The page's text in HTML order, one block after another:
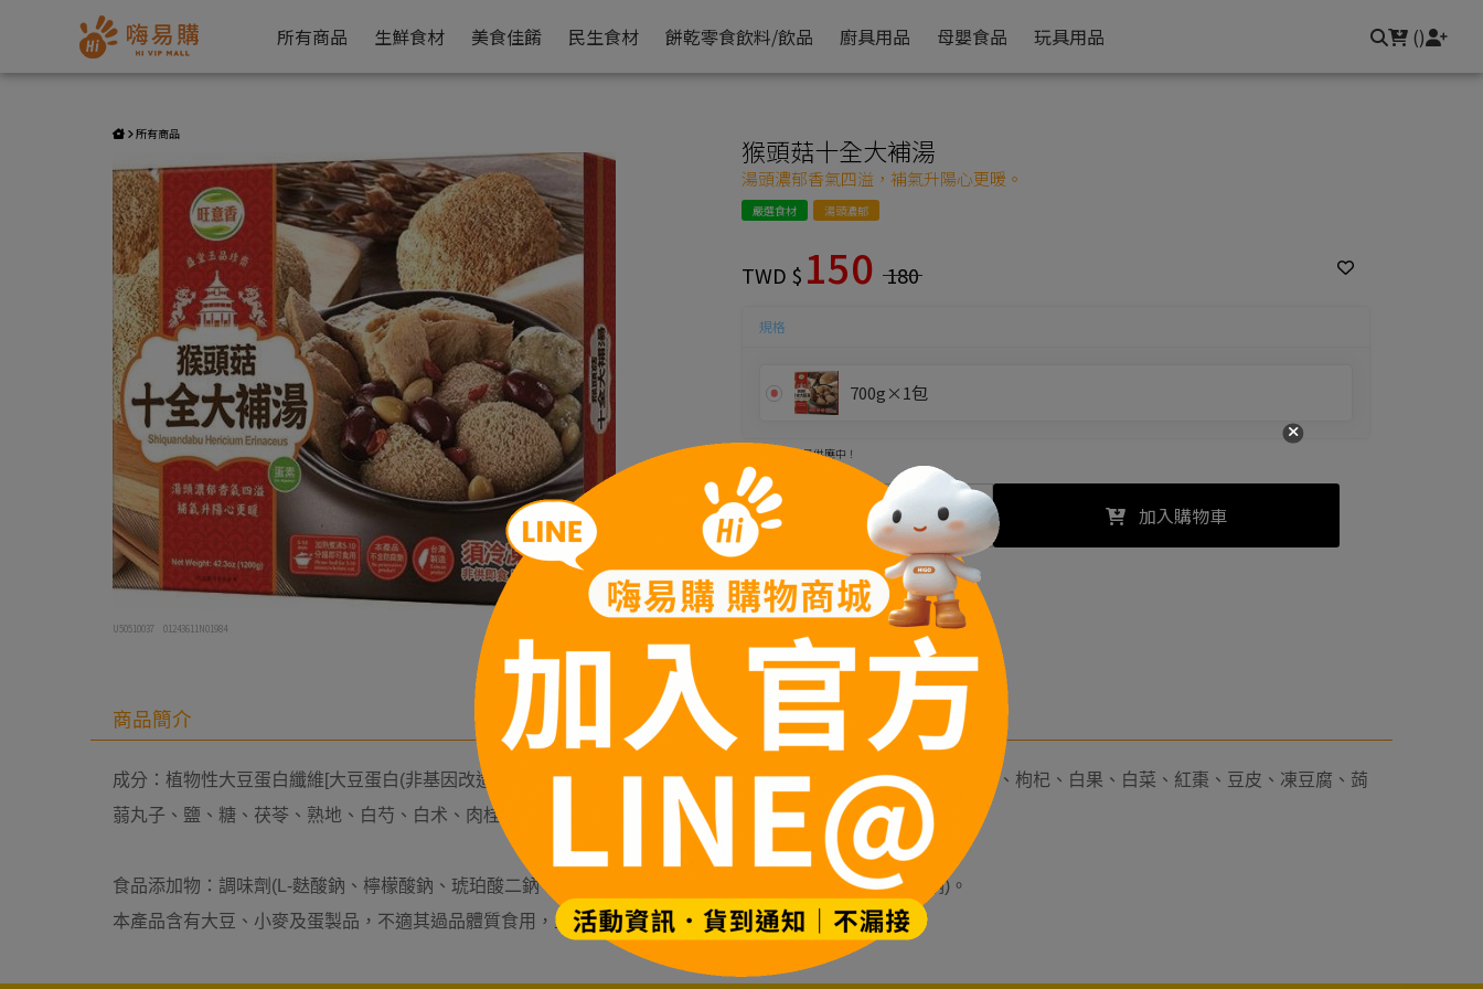
猴頭菇十全大補湯 | 嗨易購
所有商品 生鮮食材 美食佳餚 民生食材 餅乾零食飲料/飲品 廚具用品 母嬰食品 玩具用品 ()
所有商品
U50510037 01243611N01984
猴頭菇十全大補湯
湯頭濃郁香氣四溢，補氣升陽心更暖。
嚴選食材 湯頭濃郁
TWD $ 150 180
規格
700g×1包
現貨足量供應中！
加入購物車
現貨足量供應中！
加入購物車
商品簡介
成分：植物性大豆蛋白纖維[大豆蛋白(非基因改造)、小麥澱粉、小麥蛋白、碳酸鈣、硫酸鈣]、猴頭菇、水、蛋白粉、枸杞、白果、白菜、紅棗、豆皮、凍豆腐、蒟
蒻丸子、鹽、糖、茯苓、熟地、白芍、白术、肉桂、當歸、黃耆、陳皮、人蔘、甘草。
食品添加物：調味劑(L-麩酸鈉、檸檬酸鈉、琥珀酸二鈉、5’次黃嘌呤核苷磷酸二納、5’-鳥嘌呤核苷磷酸二納)。
本產品含有大豆、小麥及蛋製品，不適其過品體質食用，且含有「肉桂」成份，孕婦不可食用。